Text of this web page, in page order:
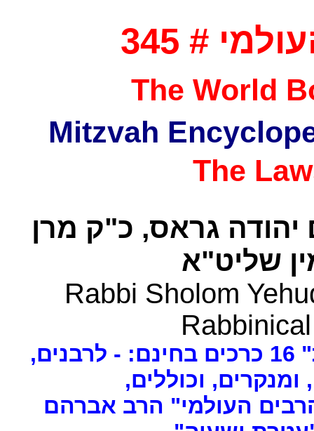
# 345
The World
The
גראס, כ"ק מרן
שליט"א
Rabbi Sholom
ומנקרים, וכוללים,
העולמי" הרב אברהם